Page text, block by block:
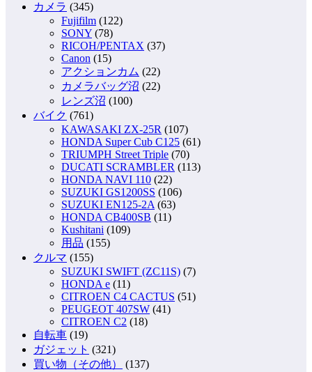
カメラ (345)
Fujifilm (122)
SONY (78)
RICOH/PENTAX (37)
Canon (15)
アクションカム (22)
カメラバッグ沼 (22)
レンズ沼 (100)
バイク (761)
KAWASAKI ZX-25R (107)
HONDA Super Cub C125 (61)
TRIUMPH Street Triple (70)
DUCATI SCRAMBLER (113)
HONDA NAVI 110 (22)
SUZUKI GS1200SS (106)
SUZUKI EN125-2A (63)
HONDA CB400SB (11)
Kushitani (109)
用品 (155)
クルマ (155)
SUZUKI SWIFT (ZC11S) (7)
HONDA e (11)
CITROEN C4 CACTUS (51)
PEUGEOT 407SW (41)
CITROEN C2 (18)
自転車 (19)
ガジェット (321)
買い物（その他）
(137)